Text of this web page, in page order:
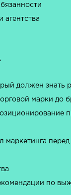
агентства
должен знать
марки до
маркетинга перед
по